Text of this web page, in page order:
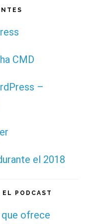
CMD
–
el 2018
EL PODCAST